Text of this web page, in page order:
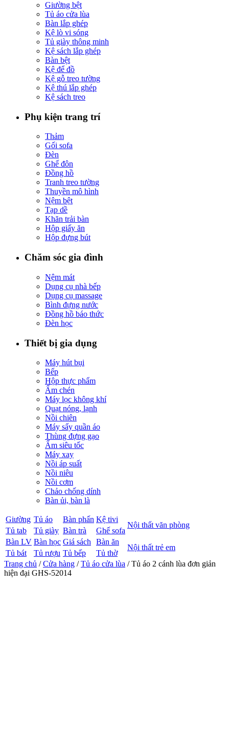
Giường bệt
Tủ áo cửa lùa
Bàn lắp ghép
Kệ lò vi sóng
Tủ giày thông minh
Kệ sách lắp ghép
Bàn bệt
Kệ để đồ
Kệ gỗ treo tường
Kệ thú lắp ghép
Kệ sách treo
Phụ kiện trang trí
Thảm
Gối sofa
Đèn
Ghế đôn
Đồng hồ
Tranh treo tường
Thuyền mô hình
Nệm bệt
Tạp dề
Khăn trải bàn
Hộp giấy ăn
Hộp đựng bút
Chăm sóc gia đình
Nệm mát
Dụng cụ nhà bếp
Dụng cụ massage
Bình đựng nước
Đồng hồ báo thức
Đèn học
Thiết bị gia dụng
Máy hút bụi
Bếp
Hộp thực phẩm
Ấm chén
Máy lọc không khí
Quạt nóng, lạnh
Nồi chiên
Máy sấy quần áo
Thùng đựng gạo
Ấm siêu tốc
Máy xay
Nồi áp suất
Nồi niêu
Nồi cơm
Chảo chống dính
Bàn ủi, bàn là
Giường Tủ áo Bàn phấn Kệ tivi
Nội thất văn phòng
Tủ tab Tủ giày Bàn trà
Ghế sofa
Bàn LV Bàn học Giá sách Bàn ăn
Nội thất trẻ em
Tủ bát Tủ rượu Tủ bếp
Tủ thờ
Trang chủ /Cửa hàng /Tủ áo cửa lùa / Tủ áo 2 cánh lùa đơn giản
hiện đại GHS-52014